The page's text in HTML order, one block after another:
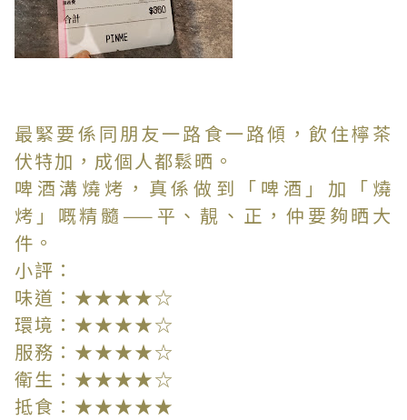
最緊要係同朋友一路食一路傾，飲住檸茶
伏特加，成個人都鬆晒。
啤酒溝燒烤，真係做到「啤酒」加「燒
烤」嘅精髓——平、靚、正，仲要夠晒大
件。
小評：
味道：★★★★☆
環境：★★★★☆
服務：★★★★☆
衛生：★★★★☆
抵食：★★★★★